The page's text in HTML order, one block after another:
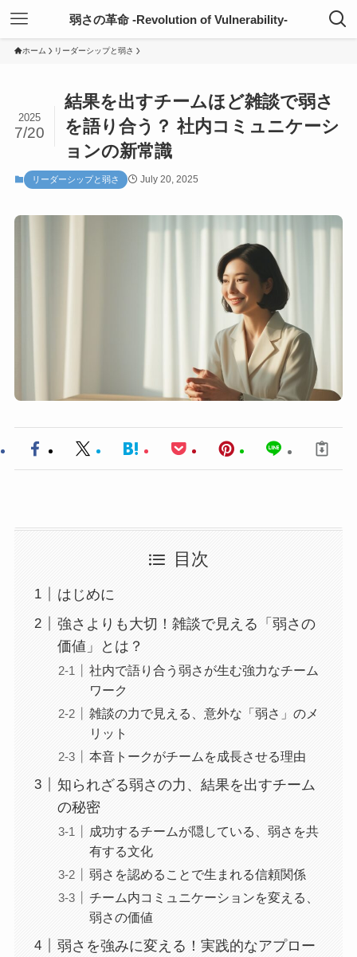
弱さの革命 -Revolution of Vulnerability-
ホーム リーダーシップと弱さ
結果を出すチームほど雑談で弱さ
を語り合う？ 社内コミュニケーシ
ョンの新常識
2025
7/20
リーダーシップと弱さ July 20, 2025
目次
はじめに
強さよりも大切！雑談で見える「弱さの
価値」とは？
社内で語り合う弱さが生む強力なチーム
ワーク
雑談の力で見える、意外な「弱さ」のメ
リット
本音トークがチームを成長させる理由
知られざる弱さの力、結果を出すチーム
の秘密
成功するチームが隠している、弱さを共
有する文化
弱さを認めることで生まれる信頼関係
チーム内コミュニケーションを変える、
弱さの価値
弱さを強みに変える！実践的なアプロー